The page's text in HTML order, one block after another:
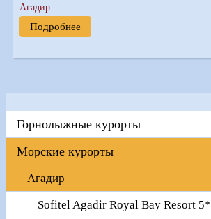
Агадир
Подробнее
Горнолыжные курорты
Морские курорты
Агадир
Sofitel Agadir Royal Bay Resort 5*